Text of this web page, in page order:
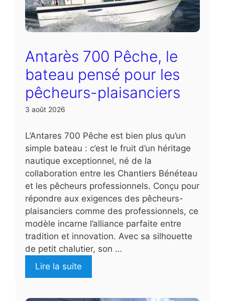
Antarès 700 Pêche, le
bateau pensé pour les
pêcheurs-plaisanciers
3 août 2026
L’Antares 700 Pêche est bien plus qu’un
simple bateau : c’est le fruit d’un héritage
nautique exceptionnel, né de la
collaboration entre les Chantiers Bénéteau
et les pêcheurs professionnels. Conçu pour
répondre aux exigences des pêcheurs-
plaisanciers comme des professionnels, ce
modèle incarne l’alliance parfaite entre
tradition et innovation. Avec sa silhouette
de petit chalutier, son …
Lire la suite